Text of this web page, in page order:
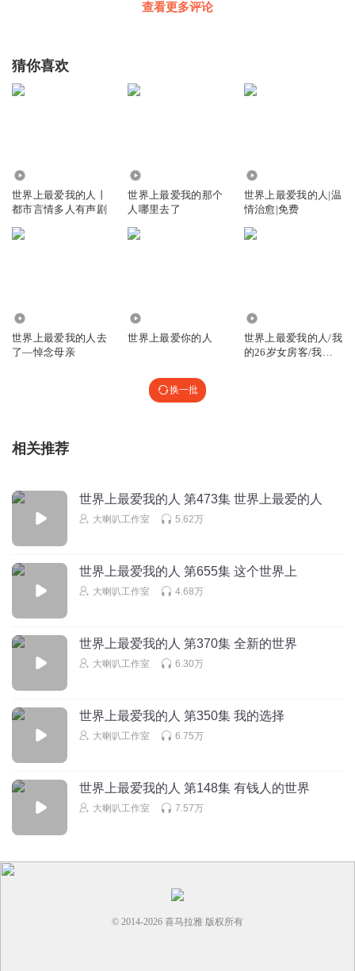
回复 @
贝娜就是心机婊，小三，活该被赵
到底是心机，还是天真？
回复 2024-07-18 11
回复 @吃书达人 这里面的女的就没有天真的
回复 2025-04-26 8
米彩小天使乂: 至少比茶好
感觉喜马拉雅这个版本投月票不方便，而且领月票也没以前
回复
璀璨的星光_回复 @da菠萝 : 整改
妙蛙种子zz
经典阳台 跳过去就成了韩潮
回复
我的腹肌在哪里
A音权回复 @我的腹肌在哪里 明秒的声音
璀璨的星光_
自找的误会，还没解释清，这样的相逢还和贝娜一个屋！能
来份儿童套餐
查看更多评论
猜你喜欢
世界上最爱我的人丨
都市言情多人有声剧
世界上最爱我的那个
人哪里去了
世界上最爱我的人|温
情治愈|免费
世界上最爱我的人去
了—悼念母亲
世界上最爱你的人
世界上最爱我的人/我
的26岁女房客/我在
换一批
相关推荐
世界上最爱我的人 第473集 世界上最爱的人
大喇叭工作室 5.62万
世界上最爱我的人 第655集 这个世界上
大喇叭工作室 4.68万
世界上最爱我的人 第370集 全新的世界
大喇叭工作室 6.30万
世界上最爱我的人 第350集 我的选择
大喇叭工作室 6.75万
世界上最爱我的人 第148集 有钱人的世界
大喇叭工作室 7.57万
© 2014-2026 喜马拉雅 版权所有